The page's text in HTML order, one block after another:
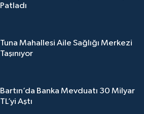
Patladı
Tuna Mahallesi Aile Sağlığı Merkezi
Taşınıyor
Bartın’da Banka Mevduatı 30 Milyar
TL’yi Aştı